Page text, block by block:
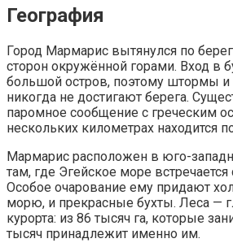
География
Город Мармарис вытянулся по
сторон окружённой горами. Вход в
большой остров, поэтому штормы
никогда не достигают берега.
паромное сообщение с греческим
нескольких километрах находится
Мармарис расположен в юго-
там, где Эгейское море
Особое очарование ему придают
морю, и прекрасные бухты. Леса —
курорта: из 86 тысяч га, которые
тысяч принадлежит именно им.